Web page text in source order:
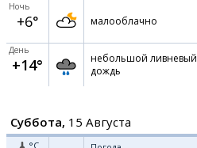
Ночь
+6° малооблачно
День
+14°
небольшой ливневый
дождь
Суббота, 15 Августа
°C